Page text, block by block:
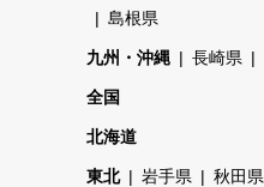
島根県
九州・沖縄 長崎県
全国
北海道
東北 岩手県 秋田県